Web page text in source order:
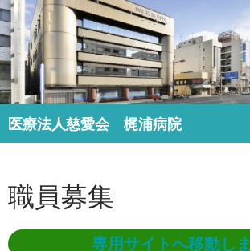
医療法人慈愛会 梶浦病院
索
ン
ツ
ス
職員募集
専用サイトへ移動し